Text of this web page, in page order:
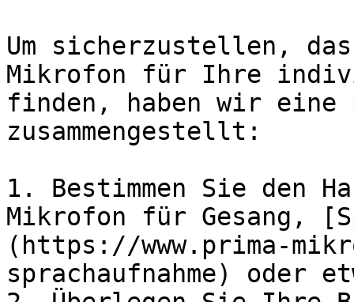
Um sicherzustellen,
Mikrofon für Ihre
finden, haben wir eine
zusammengestellt:
1. Bestimmen Sie den
Mikrofon für Gesang,
(https://www.prima-
sprachaufnahme) oder